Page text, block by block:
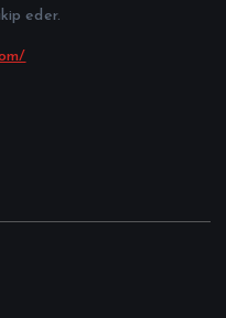
eder.